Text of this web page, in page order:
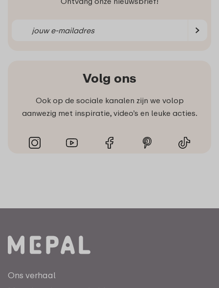
Volg ons
Ook op de sociale kanalen zijn we volop
aanwezig met inspiratie, video’s en leuke acties.
Ons verhaal